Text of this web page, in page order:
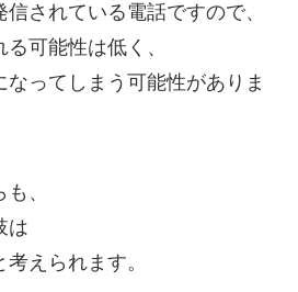
されている電話ですので、
可能性は低く、
ってしまう可能性がありま
、
は
えられます。